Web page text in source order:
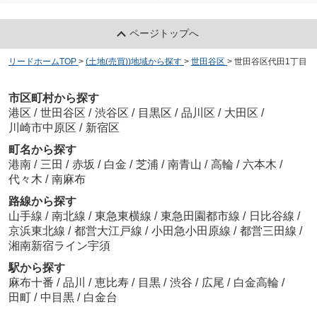
ページトップへ
リードホームTOP > (土地(売買))地域から探す > 世田谷区 > 世田谷区代田1丁目
市区町村から探す
港区 / 世田谷区 / 渋谷区 / 目黒区 / 品川区 / 大田区 /
川崎市中原区 / 新宿区
町名から探す
港南 / 三田 / 赤坂 / 白金 / 芝浦 / 南青山 / 高輪 / 六本木 /
代々木 / 南麻布
路線から探す
山手線 / 南北線 / 東急東横線 / 東急田園都市線 / 日比谷線 /
京浜東北線 / 都営大江戸線 / 小田急小田原線 / 都営三田線 /
湘南新宿ライン宇須
駅から探す
麻布十番 / 品川 / 恵比寿 / 目黒 / 渋谷 / 広尾 / 白金高輪 /
田町 / 中目黒 / 白金台